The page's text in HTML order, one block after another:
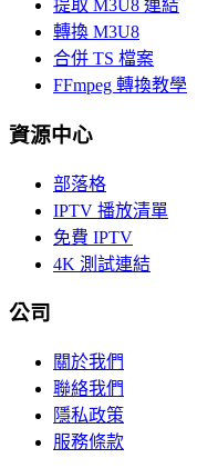
提取 M3U8 連結
轉換 M3U8
合併 TS 檔案
FFmpeg 轉換教學
資源中心
部落格
IPTV 播放清單
免費 IPTV
4K 測試連結
公司
關於我們
聯絡我們
隱私政策
服務條款